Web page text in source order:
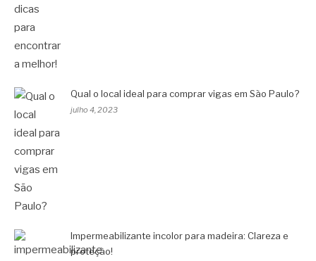
Qual o local ideal para comprar vigas em São Paulo?
julho 4, 2023
Impermeabilizante incolor para madeira: Clareza e
proteção!